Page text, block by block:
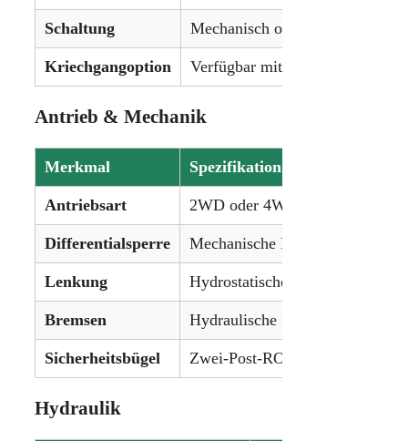
Schaltung Mechanisch oder Power Shuttle
Kriechgangoption Verfügbar mit zusätzlichen 4
Antrieb & Mechanik
Merkmal Spezifikation
Antriebsart 2WD oder 4WD
Differentialsperre Mechanische Differenzialsperre
Lenkung Hydrostatische Servolenkung
Bremsen Hydraulische
Sicherheitsbügel Zwei-Post-ROPS oder Kabine
Hydraulik